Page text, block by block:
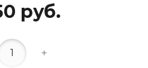
руб.
+